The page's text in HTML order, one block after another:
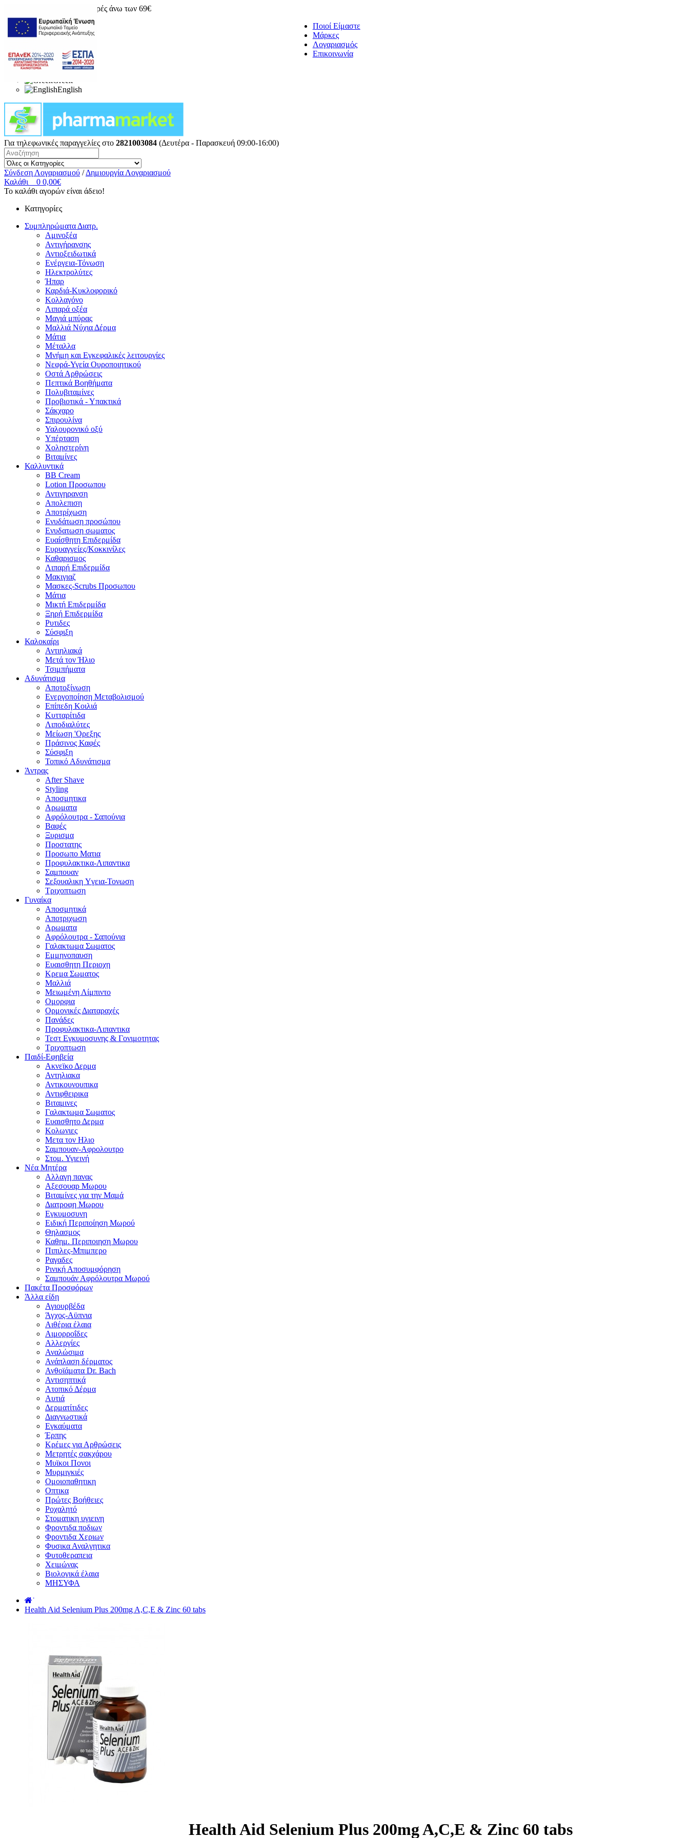
Δωρεάν μεταφορικά για αγορές άνω των 69€
Ποιοί Είμαστε
Μάρκες
Λογαριασμός
Επικοινωνία
Greek
English
Για τηλεφωνικές παραγγελίες στο 2821003084 (Δευτέρα - Παρασκευή 09:00-16:00)
Σύνδεση Λογαριασμού / Δημιουργία Λογαριασμού
Καλάθι
0 0,00€
Το καλάθι αγορών είναι άδειο!
Κατηγορίες
Συμπληρώματα Διατρ.
Αμινοξέα
Αντιγήρανσης
Αντιοξειδωτικά
Ενέργεια-Τόνωση
Ηλεκτρολύτες
Ήπαρ
Καρδιά-Κυκλοφορικό
Κολλαγόνο
Λιπαρά οξέα
Μαγιά μπύρας
Μαλλιά Νύχια Δέρμα
Μάτια
Μέταλλα
Μνήμη και Εγκεφαλικές λειτουργίες
Νεφρά-Υγεία Ουροποιητικού
Οστά Αρθρώσεις
Πεπτικά Βοηθήματα
Πολυβιταμίνες
Προβιοτικά - Υπακτικά
Σάκχαρο
Σπιρουλίνα
Υαλουρονικό οξύ
Υπέρταση
Χοληστερίνη
Βιταμίνες
Καλλυντικά
BB Cream
Lotion Προσωπου
Αντιγηρανση
Απολεπιση
Αποτρίχωση
Ενυδάτωση προσώπου
Ενυδατωση σωματος
Ευαίσθητη Επιδερμίδα
Ευρυαγγείες/Κοκκινίλες
Καθαρισμος
Λιπαρή Επιδερμίδα
Μακιγιαζ
Μασκες-Scrubs Προσωπου
Μάτια
Μικτή Επιδερμίδα
Ξηρή Επιδερμίδα
Ρυτιδες
Σύσφιξη
Καλοκαίρι
Αντιηλιακά
Μετά τον Ήλιο
Τσιμπήματα
Αδυνάτισμα
Αποτοξίνωση
Ενεργοποίηση Μεταβολισμού
Επίπεδη Κοιλιά
Κυτταρίτιδα
Λιποδιαλύτες
Μείωση 'Ορεξης
Πράσινος Καφές
Σύσφιξη
Τοπικό Αδυνάτισμα
Άντρας
After Shave
Styling
Αποσμητικα
Αρωματα
Αφρόλουτρα - Σαπούνια
Βαφές
Ξυρισμα
Προστατης
Προσωπο Ματια
Προφυλακτικα-Λιπαντικα
Σαμπουαν
Σεξουαλικη Yγεια-Τονωση
Τριχοπτωση
Γυναίκα
Αποσμητικά
Αποτριχωση
Αρωματα
Αφρόλουτρα - Σαπούνια
Γαλακτωμα Σωματος
Εμμηνοπαυση
Ευαισθητη Περιοχη
Κρεμα Σωματος
Μαλλιά
Μειωμένη Λίμπιντο
Ομορφια
Ορμονικές Διαταραχές
Πανάδες
Προφυλακτικα-Λιπαντικα
Τεστ Εγκυμοσυνης & Γονιμοτητας
Τριχοπτωση
Παιδί-Εφηβεία
Ακνεϊκο Δερμα
Αντηλιακα
Αντικουνουπικα
Αντιφθειρικα
Βιταμινες
Γαλακτωμα Σωματος
Ευαισθητο Δερμα
Κολωνιες
Μετα τον Ηλιο
Σαμπουαν-Αφρολουτρο
Στομ. Υγιεινή
Νέα Μητέρα
Αλλαγη πανας
Αξεσουαρ Μωρου
Βιταμίνες για την Μαμά
Διατροφη Μωρου
Εγκυμοσυνη
Ειδική Περιποίηση Μωρού
Θηλασμος
Καθημ. Περιποιηση Μωρου
Πιπιλες-Μπιμπερο
Ραγαδες
Ρινική Αποσυμφόρηση
Σαμπουάν Αφρόλουτρα Μωρού
Πακέτα Προσφόρων
Άλλα είδη
Αγιουρβέδα
Άγχος-Αϋπνια
Αιθέρια έλαια
Αιμορροΐδες
Αλλεργίες
Αναλώσιμα
Ανάπλαση δέρματος
Ανθοϊάματα Dr. Bach
Αντισηπτικά
Ατοπικό Δέρμα
Αυτιά
Δερματίτιδες
Διαγνωστικά
Εγκαύματα
Έρπης
Κρέμες για Αρθρώσεις
Μετρητές σακχάρου
Μυϊκοι Πονοι
Μυρμιγκιές
Ομοιοπαθητικη
Οπτικα
Πρώτες Βοήθειες
Ροχαλητό
Στοματικη υγιεινη
Φροντιδα ποδιων
Φροντιδα Χεριων
Φυσικα Αναλγητικα
Φυτοθεραπεια
Χειμώνας
Βιολογικά έλαια
ΜΗΣΥΦΑ
˙
Health Aid Selenium Plus 200mg A,C,E & Zinc 60 tabs
Health Aid Selenium Plus 200mg A,C,E & Zinc 60 tabs